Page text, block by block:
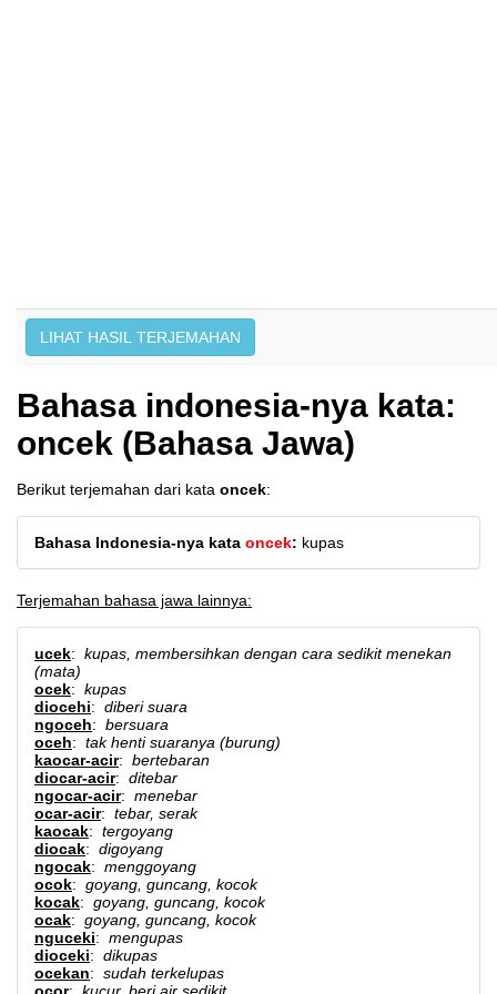
Bahasa indonesia-nya kata:
oncek (Bahasa Jawa)
Berikut terjemahan dari kata oncek:
Bahasa Indonesia-nya kata oncek: kupas
Terjemahan bahasa jawa lainnya:
ucek: kupas, membersihkan dengan cara sedikit menekan
(mata)
ocek: kupas
diocehi: diberi suara
ngoceh: bersuara
oceh: tak henti suaranya (burung)
kaocar-acir: bertebaran
diocar-acir: ditebar
ngocar-acir: menebar
ocar-acir: tebar, serak
kaocak: tergoyang
diocak: digoyang
ngocak: menggoyang
ocok: goyang, guncang, kocok
kocak: goyang, guncang, kocok
ocak: goyang, guncang, kocok
nguceki: mengupas
dioceki: dikupas
ocekan: sudah terkelupas